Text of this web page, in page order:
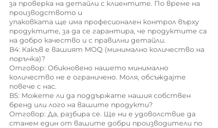
за проверка на детайли с клиентите. По време на
производството и
упаковката ще има професионален контрол върху
продуктите, за да се гарантира, че продуктите са
на добро качество и с правилни детайли.
В4: Какъв е вашият MOQ (минимално количество на
поръчка)?
Отговор: Обикновено нашето минимално
количество не е ограничено. Моля, обсъждајте
повече с нас.
В5: Можете ли да поддържате нашия собствен
бренд или лого на вашите продукти?
Отговор: Да, разбира се. Ще ни е удоволствие да
станем един от вашите добри производители по